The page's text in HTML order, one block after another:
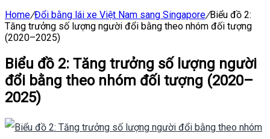
Home/Đổi bằng lái xe Việt Nam sang Singapore/Biểu đồ 2:
Tăng trưởng số lượng người đổi bằng theo nhóm đối tượng
(2020–2025)
Biểu đồ 2: Tăng trưởng số lượng người
đổi bằng theo nhóm đối tượng (2020–
2025)